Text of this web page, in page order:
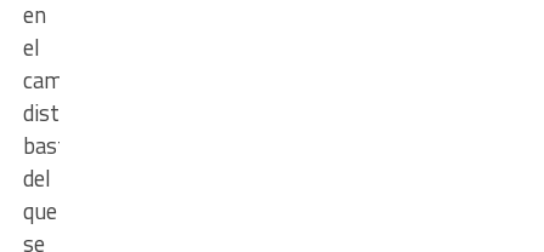
en
el
campo
distó
bastante
del
que
se